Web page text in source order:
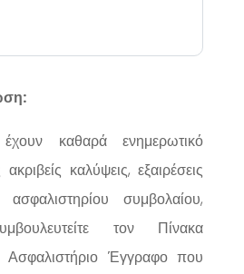
καθαρά ενημερωτικό
καλύψεις, εξαιρέσεις
συμβολαίου,
τον Πίνακα
Έγγραφο που